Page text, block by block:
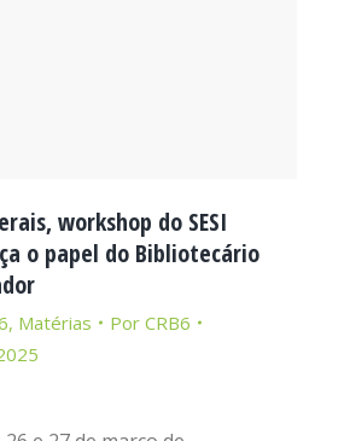
workshop do SESI
o papel do Bibliotecário
, Matérias Por CRB6